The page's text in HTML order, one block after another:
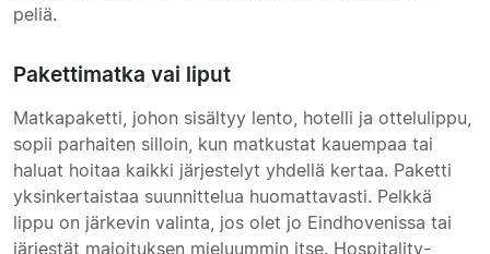
peliä.
Pakettimatka vai liput
Matkapaketti, johon sisältyy lento, hotelli ja ottelulippu,
sopii parhaiten silloin, kun matkustat kauempaa tai
haluat hoitaa kaikki järjestelyt yhdellä kertaa. Paketti
yksinkertaistaa suunnittelua huomattavasti. Pelkkä
lippu on järkevin valinta, jos olet jo Eindhovenissa tai
järjestät majoituksen mieluummin itse. Hospitality-